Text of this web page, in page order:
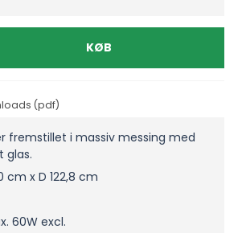
KØB
(pdf)
fremstillet i massiv messing med
glas.
cm x D 122,8 cm
60W excl.